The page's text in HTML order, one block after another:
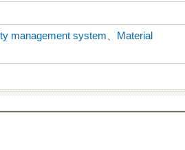
management system
Material